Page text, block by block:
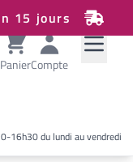
15 jours
PanierCompte
16h30 du lundi au vendredi